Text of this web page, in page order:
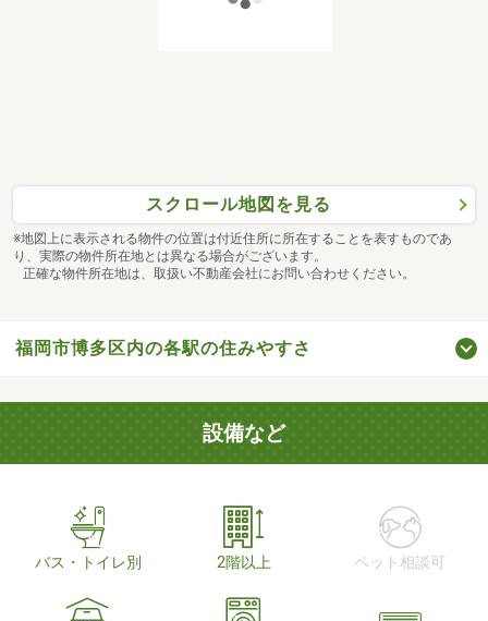
スクロール地図を見る
※地図上に表示される物件の位置は付近住所に所在することを表すものであ
り、実際の物件所在地とは異なる場合がございます。
正確な物件所在地は、取扱い不動産会社にお問い合わせください。
福岡市博多区内の各駅の住みやすさ
設備など
バス・トイレ別 2階以上 ペット相談可